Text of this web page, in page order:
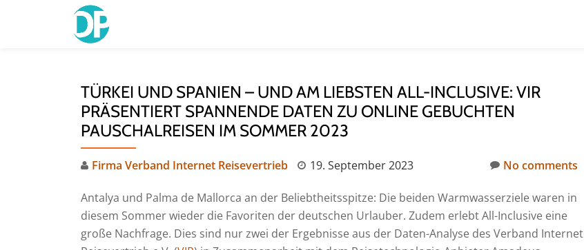
TÜRKEI UND SPANIEN – UND AM LIEBSTEN ALL-INCLUSIVE: VIR
PRÄSENTIERT SPANNENDE DATEN ZU ONLINE GEBUCHTEN
PAUSCHALREISEN IM SOMMER 2023
Firma Verband Internet Reisevertrieb 19. September 2023 No comments
Antalya und Palma de Mallorca an der Beliebtheitsspitze: Die beiden Warmwasserziele waren in
diesem Sommer wieder die Favoriten der deutschen Urlauber. Zudem erlebt All-Inclusive eine
große Nachfrage. Dies sind nur zwei der Ergebnisse aus der Daten-Analyse des Verband Internet